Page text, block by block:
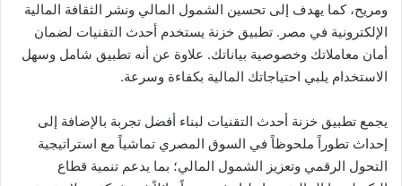
ومريح، كما يهدف إلى تحسين الشمول المالي ونشر الثقافة المالية
الإلكترونية في مصر. تطبيق خزنة يستخدم أحدث التقنيات لضمان
أمان معاملاتك وخصوصية بياناتك. علاوة عن أنه تطبيق شامل وسهل
الاستخدام يلبي احتياجاتك المالية بكفاءة وسرعة.
يجمع تطبيق خزنة أحدث التقنيات لبناء أفضل تجربة بالإضافة إلى
إحداث تطوراً ملحوظاً في السوق المصري تماشياً مع استراتيجية
التحول الرقمي وتعزيز الشمول المالي؛ بما يدعم تنمية قطاع